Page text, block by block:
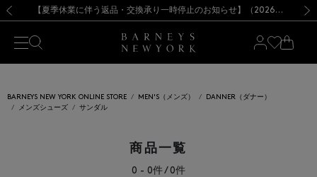
新規登録のお客様も対象！＜MY BARNEYS＞会員のお客様は11,000円（税込）以上のお買上げで常時送料無料！お買い物の際は会員登録を！
【夏季休業に伴う出荷一時停止のお知らせ】(2026.8.7) 【オンラインストア カスタマーセンター夏季休業に関するお知らせ】（2026.8.7）【夏季休業に伴う返品・交換承り一時停止のお知らせ】（2026.8.5）
熊本県を中心とした地震の影響によるお荷物のお届けについて
【開催中】SUMMER SALEのご案内・ご注意事項 新規登録のお客様も対象！＜MY BARNEYS＞会員のお客様は11,000円（税込）以上のお買上げで常時送料無料！お買い物の際は会員登録を！
【夏季休業に伴う出荷一時停止のお知らせ】(2026.8.7)
BARNEYS NEW YORK ONLINE STORE MEN'S（メンズ）
DANNER（ダナー）
メンズシューズ
サンダル
商品一覧
0 - 0件 / 0件